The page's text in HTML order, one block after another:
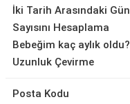
İki Tarih Arasındaki Gün
Sayısını Hesaplama
Bebeğim kaç aylık oldu?
Uzunluk Çevirme
Posta Kodu